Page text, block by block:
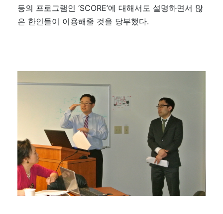
등의 프로그램인 ‘SCORE’에 대해서도 설명하면서 많
은 한인들이 이용해줄 것을 당부했다.